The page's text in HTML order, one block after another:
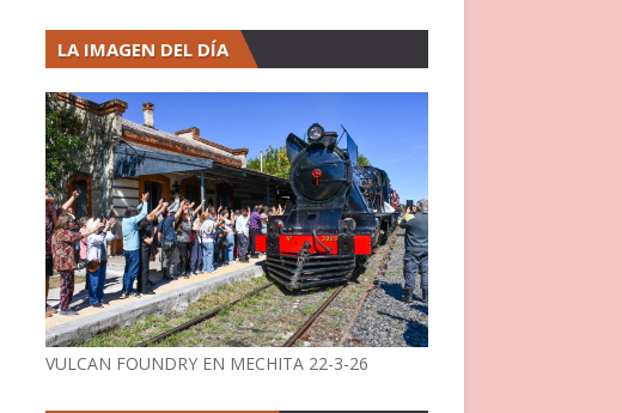
LA IMAGEN DEL DÍA
VULCAN FOUNDRY EN MECHITA 22-3-26